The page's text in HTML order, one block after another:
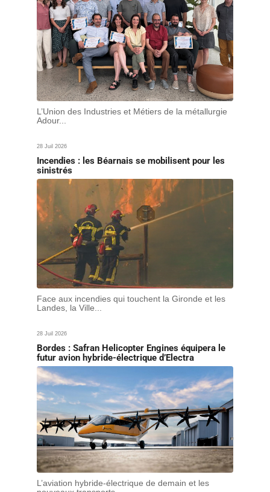
L’Union des Industries et Métiers de la métallurgie
Adour...
28 Juil 2026
Incendies : les Béarnais se mobilisent pour les
sinistrés
Face aux incendies qui touchent la Gironde et les
Landes, la Ville...
28 Juil 2026
Bordes : Safran Helicopter Engines équipera le
futur avion hybride-électrique d’Electra
L’aviation hybride-électrique de demain et les